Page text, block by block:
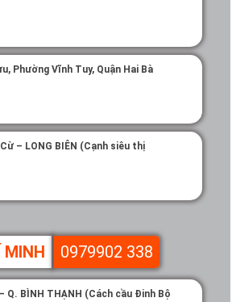
Phường Vĩnh Tuy, Quận Hai Bà
– LONG BIÊN (Cạnh siêu thị
MINH 0979902 338
Q. BÌNH THẠNH (Cách cầu Đinh Bộ